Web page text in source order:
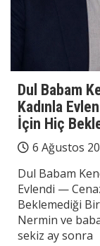
Dul Babam
Kadınla
İçin Hiç
6 Ağustos
Dul Babam
Evlendi —
Beklemediği Bir
Nermin ve
sekiz ay sonra